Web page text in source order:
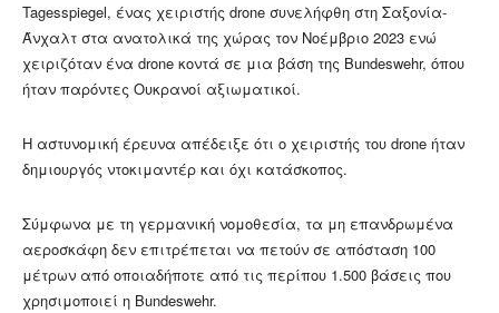
Tagesspiegel, ένας χειριστής drone συνελήφθη στη Σαξονία-
Άνχαλτ στα ανατολικά της χώρας τον Νοέμβριο 2023 ενώ
χειριζόταν ένα drone κοντά σε μια βάση της Bundeswehr, όπου
ήταν παρόντες Ουκρανοί αξιωματικοί.
Η αστυνομική έρευνα απέδειξε ότι ο χειριστής του drone ήταν
δημιουργός ντοκιμαντέρ και όχι κατάσκοπος.
Σύμφωνα με τη γερμανική νομοθεσία, τα μη επανδρωμένα
αεροσκάφη δεν επιτρέπεται να πετούν σε απόσταση 100
μέτρων από οποιαδήποτε από τις περίπου 1.500 βάσεις που
χρησιμοποιεί η Bundeswehr.